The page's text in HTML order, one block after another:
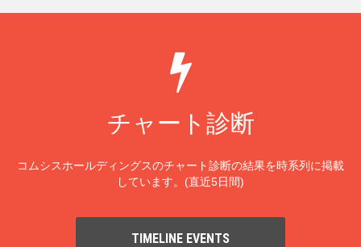
チャート診断
コムシスホールディングスのチャート診断の結果を時系列に掲載
しています。(直近5日間)
TIMELINE EVENTS